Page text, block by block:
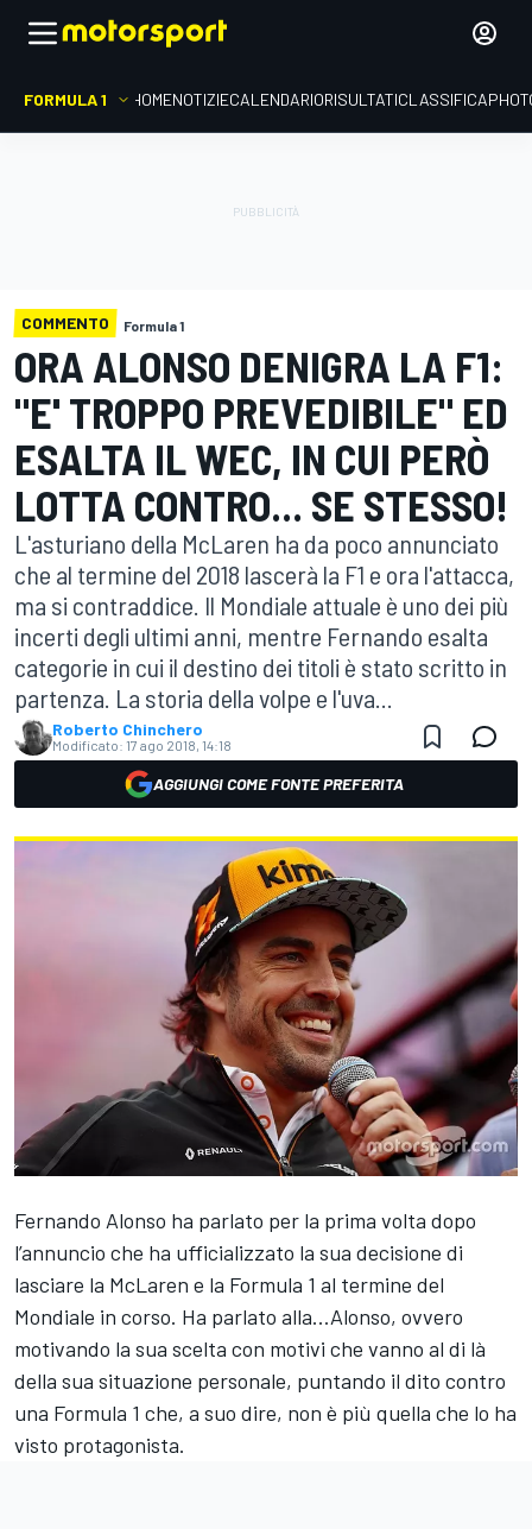
FORMULA 1 HOMENOTIZIECALENDARIORISULTATICLASSIFICA
COMMENTO Formula 1
ORA ALONSO DENIGRA LA F1:
"E' TROPPO PREVEDIBILE" ED
ESALTA IL WEC, IN CUI PERÒ
LOTTA CONTRO... SE STESSO!
L'asturiano della McLaren ha da poco annunciato
che al termine del 2018 lascerà la F1 e ora l'attacca,
ma si contraddice. Il Mondiale attuale è uno dei più
incerti degli ultimi anni, mentre Fernando esalta
categorie in cui il destino dei titoli è stato scritto in
partenza. La storia della volpe e l'uva...
Roberto Chinchero
Modificato: 17 ago 2018, 14:18
AGGIUNGI COME FONTE PREFERITA
Fernando Alonso ha parlato per la prima volta dopo
l’annuncio che ha ufficializzato la sua decisione di
lasciare la McLaren e la Formula 1 al termine del
Mondiale in corso. Ha parlato alla…Alonso, ovvero
motivando la sua scelta con motivi che vanno al di là
della sua situazione personale, puntando il dito contro
una Formula 1 che, a suo dire, non è più quella che lo ha
visto protagonista.